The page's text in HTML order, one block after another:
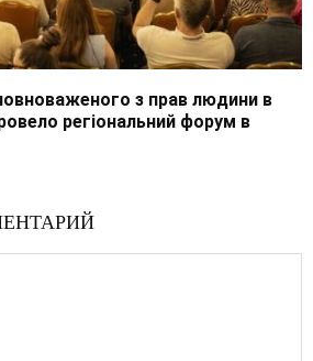
з прав людини в
регіональний форум в